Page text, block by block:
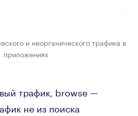
и неорганического трафика в
приложениях
трафик, browse —
не из поиска